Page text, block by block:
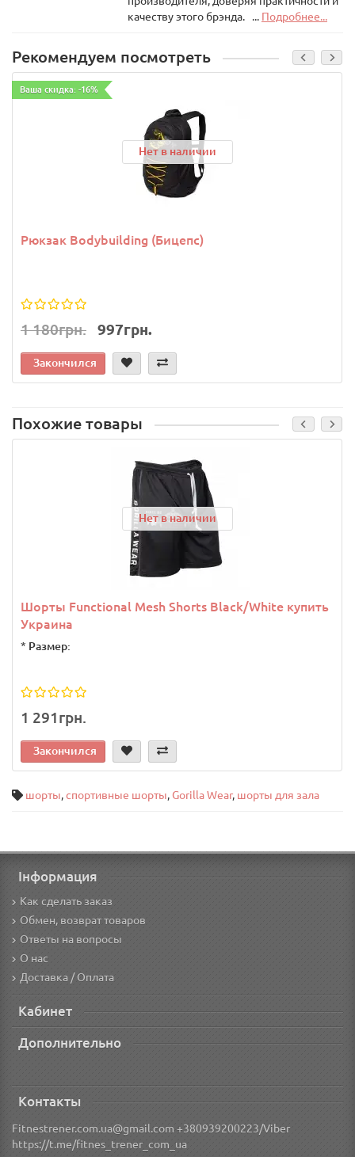
качеству этого брэнда. ... Подробнее...
Рекомендуем посмотреть
Ваша скидка: -16%
Нет в наличии
Рюкзак Bodybuilding (Бицепс)
1 180грн. 997грн.
Закончился
Похожие товары
Нет в наличии
Шорты Functional Mesh Shorts Black/White купить
Украина
* Размер:
1 291грн.
Закончился
шорты,спортивные шорты, Gorilla Wear, шорты для зала
Інформация
Как сделать заказ
Обмен, возврат товаров
Ответы на вопросы
О нас
Доставка / Оплата
Кабинет
Дополнительно
Контакты
Fitnestrener.com.ua@gmail.com +380939200223/Viber
https://t.me/fitnes_trener_com_ua